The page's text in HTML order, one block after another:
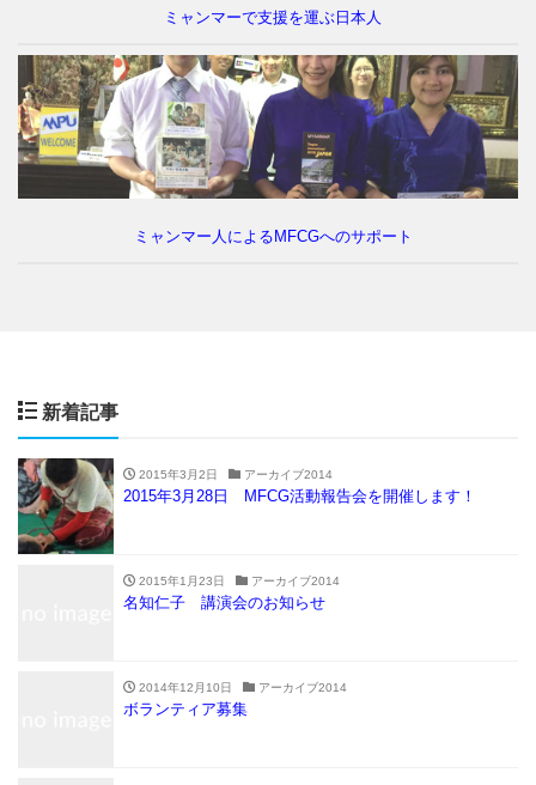
ミャンマーで支援を運ぶ日本人
ミャンマー人によるMFCGへのサポート
新着記事
2015年3月2日 アーカイブ2014
2015年3月28日 MFCG活動報告会を開催します！
2015年1月23日 アーカイブ2014
名知仁子 講演会のお知らせ
2014年12月10日 アーカイブ2014
ボランティア募集